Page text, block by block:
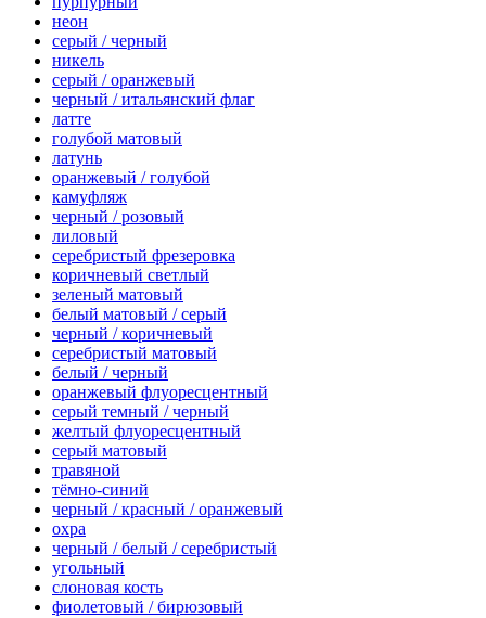
неон
серый / черный
никель
серый / оранжевый
черный / итальянский флаг
латте
голубой матовый
латунь
оранжевый / голубой
камуфляж
черный / розовый
лиловый
серебристый фрезеровка
коричневый светлый
зеленый матовый
белый матовый / серый
черный / коричневый
серебристый матовый
белый / черный
оранжевый флуоресцентный
серый темный / черный
желтый флуоресцентный
серый матовый
травяной
тёмно-синий
черный / красный / оранжевый
охра
черный / белый / серебристый
угольный
слоновая кость
фиолетовый / бирюзовый